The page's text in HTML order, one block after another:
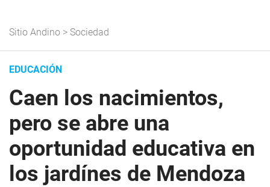
Sitio Andino > Sociedad
EDUCACIÓN
Caen los nacimientos,
pero se abre una
oportunidad educativa en
los jardínes de Mendoza